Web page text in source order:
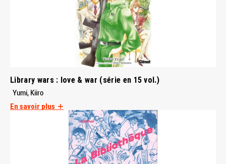
Library wars : love & war (série en 15 vol.)
Yumi, Kiiro
En savoir plus